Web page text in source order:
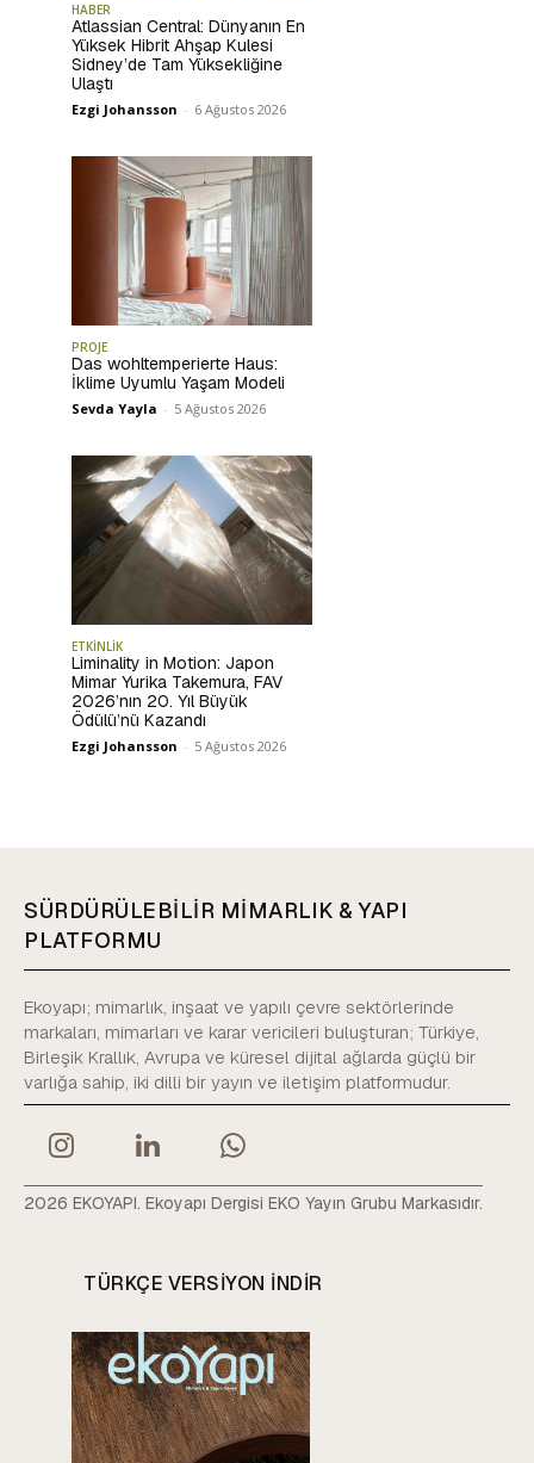
HABER
Atlassian Central: Dünyanın En
Yüksek Hibrit Ahşap Kulesi
Sidney’de Tam Yüksekliğine
Ulaştı
Ezgi Johansson - 6 Ağustos 2026
PROJE
Das wohltemperierte Haus:
İklime Uyumlu Yaşam Modeli
Sevda Yayla - 5 Ağustos 2026
ETKİNLİK
Liminality in Motion: Japon
Mimar Yurika Takemura, FAV
2026’nın 20. Yıl Büyük
Ödülü’nü Kazandı
Ezgi Johansson - 5 Ağustos 2026
SÜRDÜRÜLEBİLİR MİMARLIK & YAPI
PLATFORMU
Ekoyapı; mimarlık, inşaat ve yapılı çevre sektörlerinde
markaları, mimarları ve karar vericileri buluşturan; Türkiye,
Birleşik Krallık, Avrupa ve küresel dijital ağlarda güçlü bir
varlığa sahip, iki dilli bir yayın ve iletişim platformudur.
2026 EKOYAPI. Ekoyapı Dergisi EKO Yayın Grubu Markasıdır.
TÜRKÇE VERSIYON INDIR